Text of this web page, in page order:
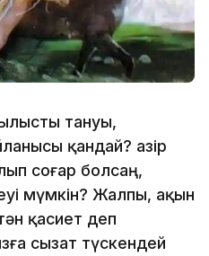
тануы,
қандай? Қазір
соғар болсаң,
мүмкін? Жалпы, ақын
қасиет деп
сызат түскендей